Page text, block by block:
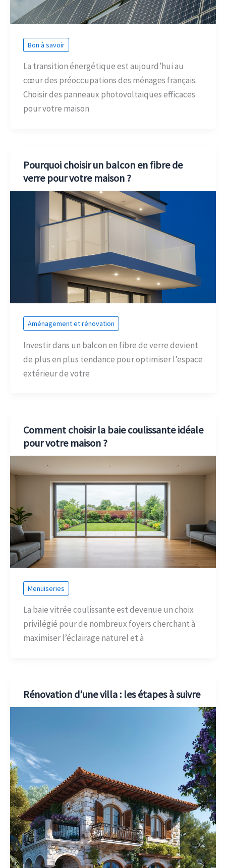
Bon à savoir
La transition énergétique est aujourd’hui au
cœur des préoccupations des ménages français.
Choisir des panneaux photovoltaïques efficaces
pour votre maison
Pourquoi choisir un balcon en fibre de
verre pour votre maison ?
Aménagement et rénovation
Investir dans un balcon en fibre de verre devient
de plus en plus tendance pour optimiser l’espace
extérieur de votre
Comment choisir la baie coulissante idéale
pour votre maison ?
Menuiseries
La baie vitrée coulissante est devenue un choix
privilégié pour de nombreux foyers cherchant à
maximiser l’éclairage naturel et à
Rénovation d’une villa : les étapes à suivre